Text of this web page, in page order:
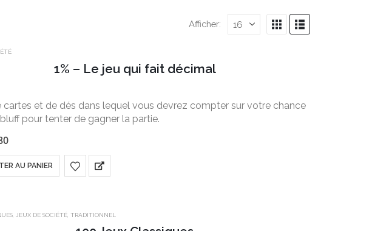
Afficher:
1% – Le jeu qui fait décimal
cartes et de dés dans lequel vous devrez compter sur votre chance
pour tenter de gagner la partie.
AU PANIER
, JEUX DE SOCIÉTÉ, TRADITIONNEL